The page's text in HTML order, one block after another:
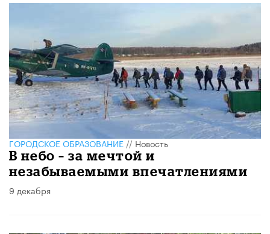
ГОРОДСКОЕ ОБРАЗОВАНИЕ//Новость
В небо – за мечтой и
незабываемыми впечатлениями
9 декабря